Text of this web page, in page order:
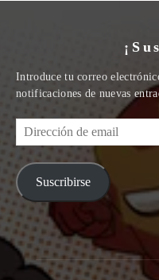
Introduce tu correo
notificaciones de nuevas
Dirección
de
email
Suscribirse